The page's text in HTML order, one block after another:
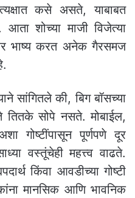
कसे असते, याबाबत
शोच्या माजी विजेत्या
भाष्य करत अनेक गैरसमज
सांगितले की, बिग बॉसच्या
तितके सोपे नसते. मोबाईल,
गोष्टींपासून पूर्णपणे दूर
वस्तूंचेही महत्त्व वाढते.
किंवा आवडीच्या गोष्टी
मानसिक आणि भावनिक